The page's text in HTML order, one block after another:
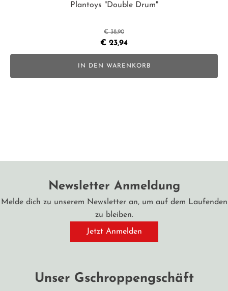
Plantoys "Double Drum"
€38,90
Ursprünglicher
Preis
war:
€ 38,90
€ 23,94Aktueller
Preis
ist:
€ 23,94.
IN DEN WARENKORB
Newsletter Anmeldung
Melde dich zu unserem Newsletter an, um auf dem Laufenden
zu bleiben.
Jetzt Anmelden
Unser Gschroppengschäft